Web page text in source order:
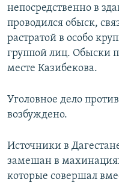
непосредственно в
проводился обыск,
растратой в особо
группой лиц. Обыски
месте Казибекова.
Уголовное дело
возбуждено.
Источники в
замешан в
которые совершал